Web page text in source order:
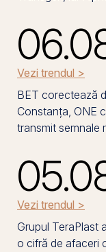
Vezi trendul >
BET corectează
Constanța, ONE
transmit semnale
Vezi trendul >
Grupul TeraPlast
o cifră de afaceri